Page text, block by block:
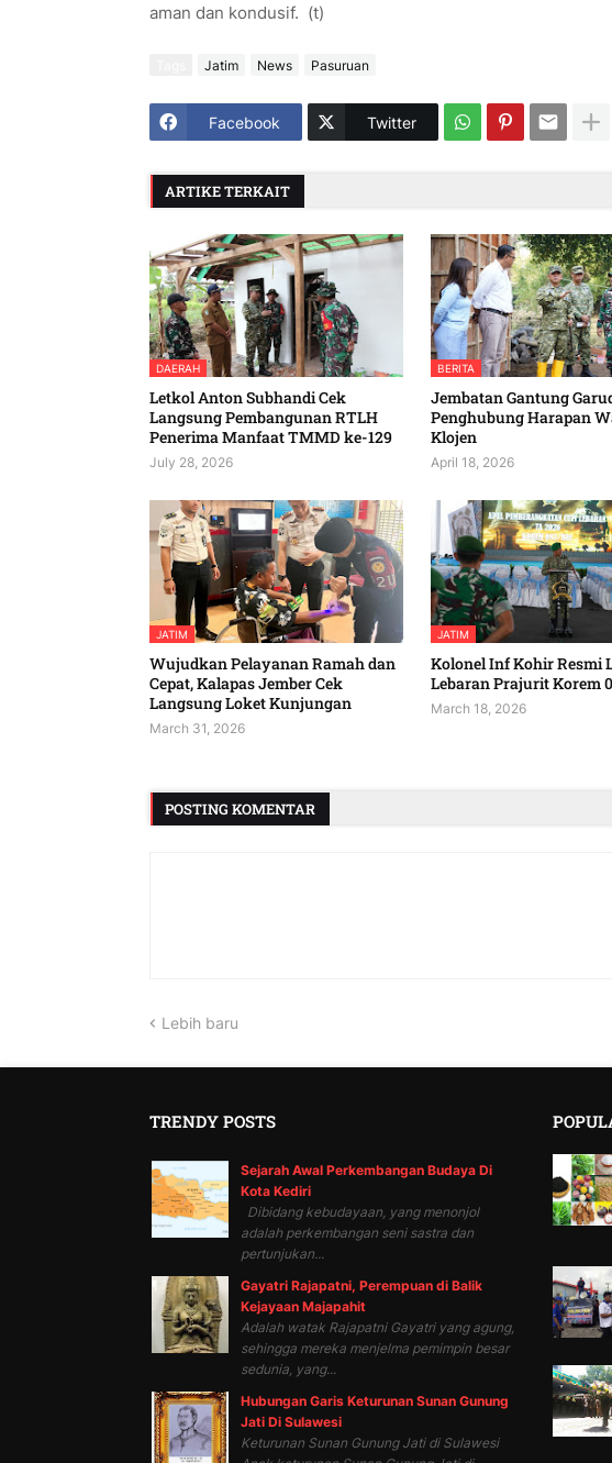
aman dan kondusif. (t)
Jatim News Pasuruan
Facebook Twitter
ARTIKE TERKAIT
DAERAH
Letkol Anton Subhandi Cek
Langsung Pembangunan RTLH
Penerima Manfaat TMMD ke-129
July 28, 2026
BERITA
Jembatan Gantung
Penghubung Harapan
Klojen
April 18, 2026
JATIM
Wujudkan Pelayanan Ramah dan
Cepat, Kalapas Jember Cek
Langsung Loket Kunjungan
March 31, 2026
JATIM
Kolonel Inf Kohir Resmi
Lebaran Prajurit Korem
March 18, 2026
POSTING KOMENTAR
Lebih baru
TRENDY POSTS
Sejarah Awal Perkembangan Budaya Di
Kota Kediri
Dibidang kebudayaan, yang menonjol
adalah perkembangan seni sastra dan
pertunjukan...
Gayatri Rajapatni, Perempuan di Balik
Kejayaan Majapahit
Adalah watak Rajapatni Gayatri yang agung,
sehingga mereka menjelma pemimpin besar
sedunia, yang...
Hubungan Garis Keturunan Sunan Gunung
Jati Di Sulawesi
Keturunan Sunan Gunung Jati di Sulawesi